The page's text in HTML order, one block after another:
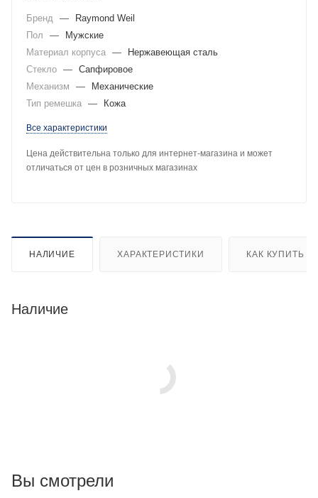
Бренд —
Raymond Weil
Пол
—
Мужские
Материал корпуса —
Нержавеющая сталь
Стекло — Сапфировое
Механизм
—
Механические
Тип ремешка — Кожа
Все характеристики
Цена действительна только для интернет-магазина и может
отличаться от цен в розничных магазинах
НАЛИЧИЕ ХАРАКТЕРИСТИКИ КАК КУПИТЬ
Наличие
Вы смотрели